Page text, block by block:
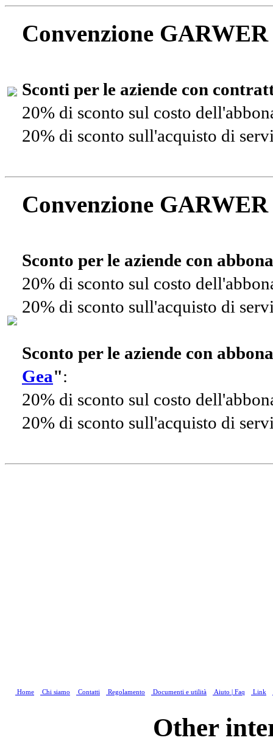
Convenzione
Sconti per le aziende con
20% di sconto sul costo
20% di sconto sull'acquisto di
Convenzione
Sconto per le aziende con
20% di sconto sul costo
20% di sconto sull'acquisto di
Sconto per le aziende con
Gea":
20% di sconto sul costo
20% di sconto sull'acquisto di
Home Chi siamo Contatti Regolamento Documenti e utilità Aiuto | Faq Link
Other